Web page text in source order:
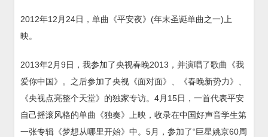
2012年12月24日，单曲《平安夜》(年末圣诞单曲之一)上
映。
2013年2月9日，我参加了央视春晚2013，并演唱了歌曲《我
爱你中国》。之后参加了央视《面对面》、《春晚新势力》、
《央视点亮整个天堂》的独家专访。4月15日，一首代表平安
自己摇滚风格的单曲《独奏》上映，收录在中国好声音学生第
一张专辑《梦想从哪里开始》中。5月，参加了“巨星姚京60周